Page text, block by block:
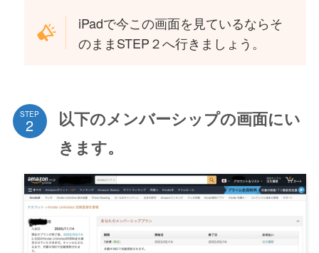
iPadで今この画面を見ているならそ
のままSTEP２へ行きましょう。
STEP
以下のメンバーシップの画面にい
きます。